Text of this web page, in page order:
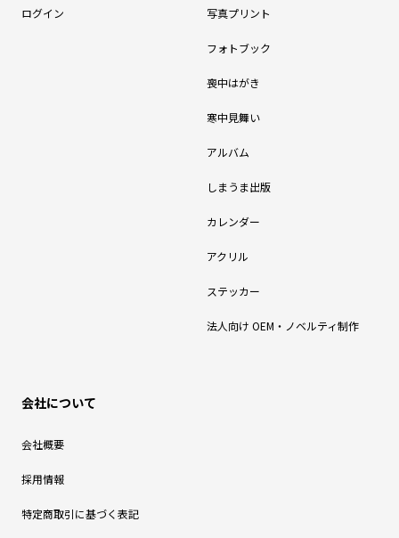
ログイン 写真プリント
フォトブック
喪中はがき
寒中見舞い
アルバム
しまうま出版
カレンダー
アクリル
ステッカー
法人向け OEM・ノベルティ制作
会社について
会社概要
採用情報
特定商取引に基づく表記